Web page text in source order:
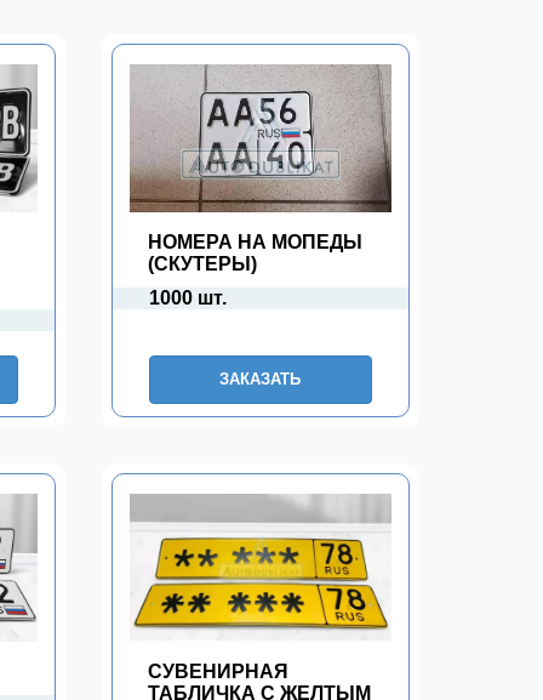
НОМЕРА НА МОПЕДЫ
(СКУТЕРЫ)
1000 шт.
ЗАКАЗАТЬ
СУВЕНИРНАЯ
ТАБЛИЧКА С ЖЕЛТЫМ